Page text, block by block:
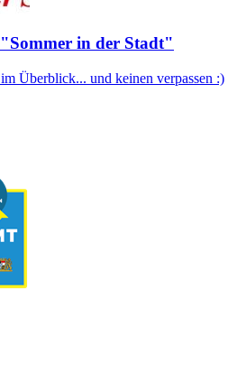
in der Stadt"
Überblick... und keinen verpassen :)